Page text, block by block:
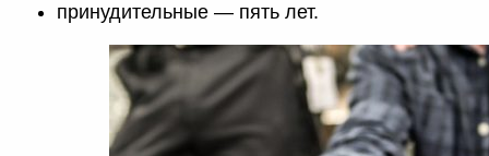
принудительные — пять лет.